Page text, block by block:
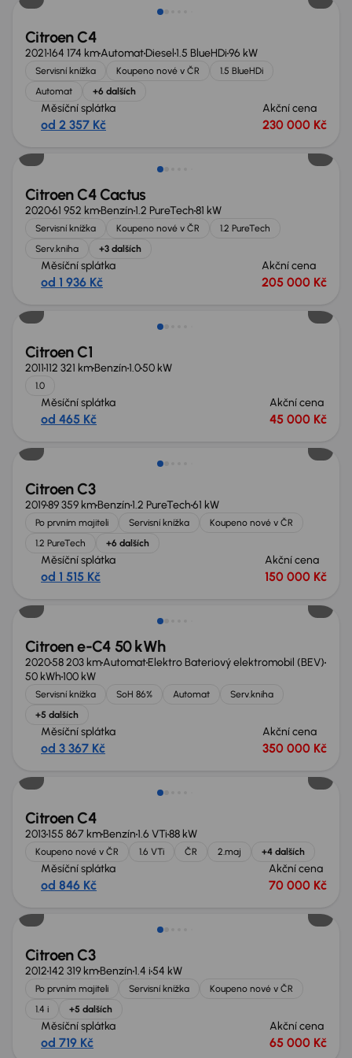
Citroen C4
2021164 174 kmAutomatDiesel1.5 BlueHDi96 kW
Servisní knížka Koupeno nové v ČR
1.5 BlueHDi
Automat
+6 dalších
Měsíční splátka
od 2 357 Kč
Akční cena
230 000 Kč
Citroen C4 Cactus
202061 952 kmBenzín1.2 PureTech81 kW
Servisní knížka Koupeno nové v ČR
1.2 PureTech
Serv.kniha
+3 dalších
Měsíční splátka
od 1 936 Kč
Akční cena
205 000 Kč
Citroen C1
2011112 321 kmBenzín1.050 kW
1.0
Měsíční splátka
od 465 Kč
Akční cena
45 000 Kč
Citroen C3
201989 359 kmBenzín1.2 PureTech61 kW
Po prvním majiteli Servisní knížka
Koupeno nové v ČR
1.2 PureTech
+6 dalších
Měsíční splátka
od 1 515 Kč
Akční cena
150 000 Kč
Možnost odpočtu DPH
Citroen e-C4 50 kWh
202058 203 kmAutomatElektro Bateriový elektromobil (BEV)
50 kWh100 kW
Servisní knížka SoH 86% Automat
Serv.kniha
+5 dalších
Měsíční splátka
od 3 367 Kč
Akční cena
350 000 Kč
Citroen C4
2013155 867 kmBenzín1.6 VTi88 kW
Koupeno nové v ČR 1.6 VTi ČR 2.maj +4 dalších
Měsíční splátka
od 846 Kč
Akční cena
70 000 Kč
Nově v nabídce
Citroen C3
2012142 319 kmBenzín1.4 i54 kW
Po prvním majiteli Servisní knížka
Koupeno nové v ČR
1.4 i
+5 dalších
Měsíční splátka
od 719 Kč
Akční cena
65 000 Kč